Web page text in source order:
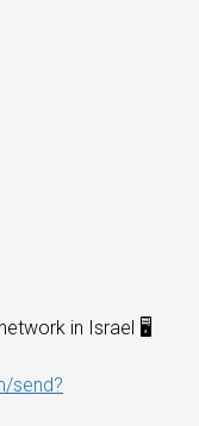
in Israel 🖥
send?